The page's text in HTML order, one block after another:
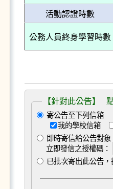
活動認證時數
公務人員終身學習時數
【針對此公告】
寄公告至下列信箱
我的學校信箱
即時寄信給公告對象
立即發信之授權碼：
已批次寄出此公告